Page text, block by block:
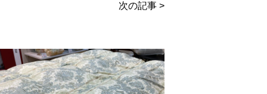
次の記事 >